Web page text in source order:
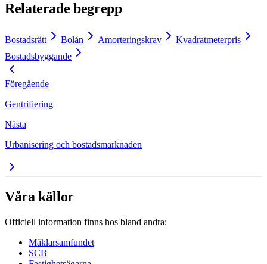
Relaterade begrepp
Bostadsrätt Bolån Amorteringskrav
Kvadratmeterpris
Bostadsbyggande
Föregående
Gentrifiering
Nästa
Urbanisering och bostadsmarknaden
Våra källor
Officiell information finns hos bland andra:
Mäklarsamfundet
SCB